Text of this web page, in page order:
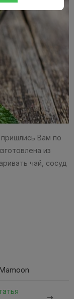
пришлись Вам по
из
чай, сосуд